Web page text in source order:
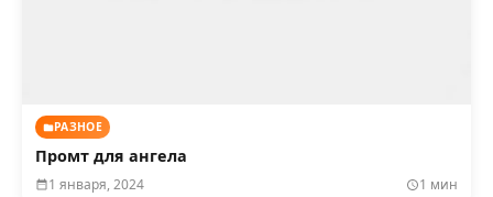
РАЗНОЕ
Промт для ангела
1 января, 2024 1 мин